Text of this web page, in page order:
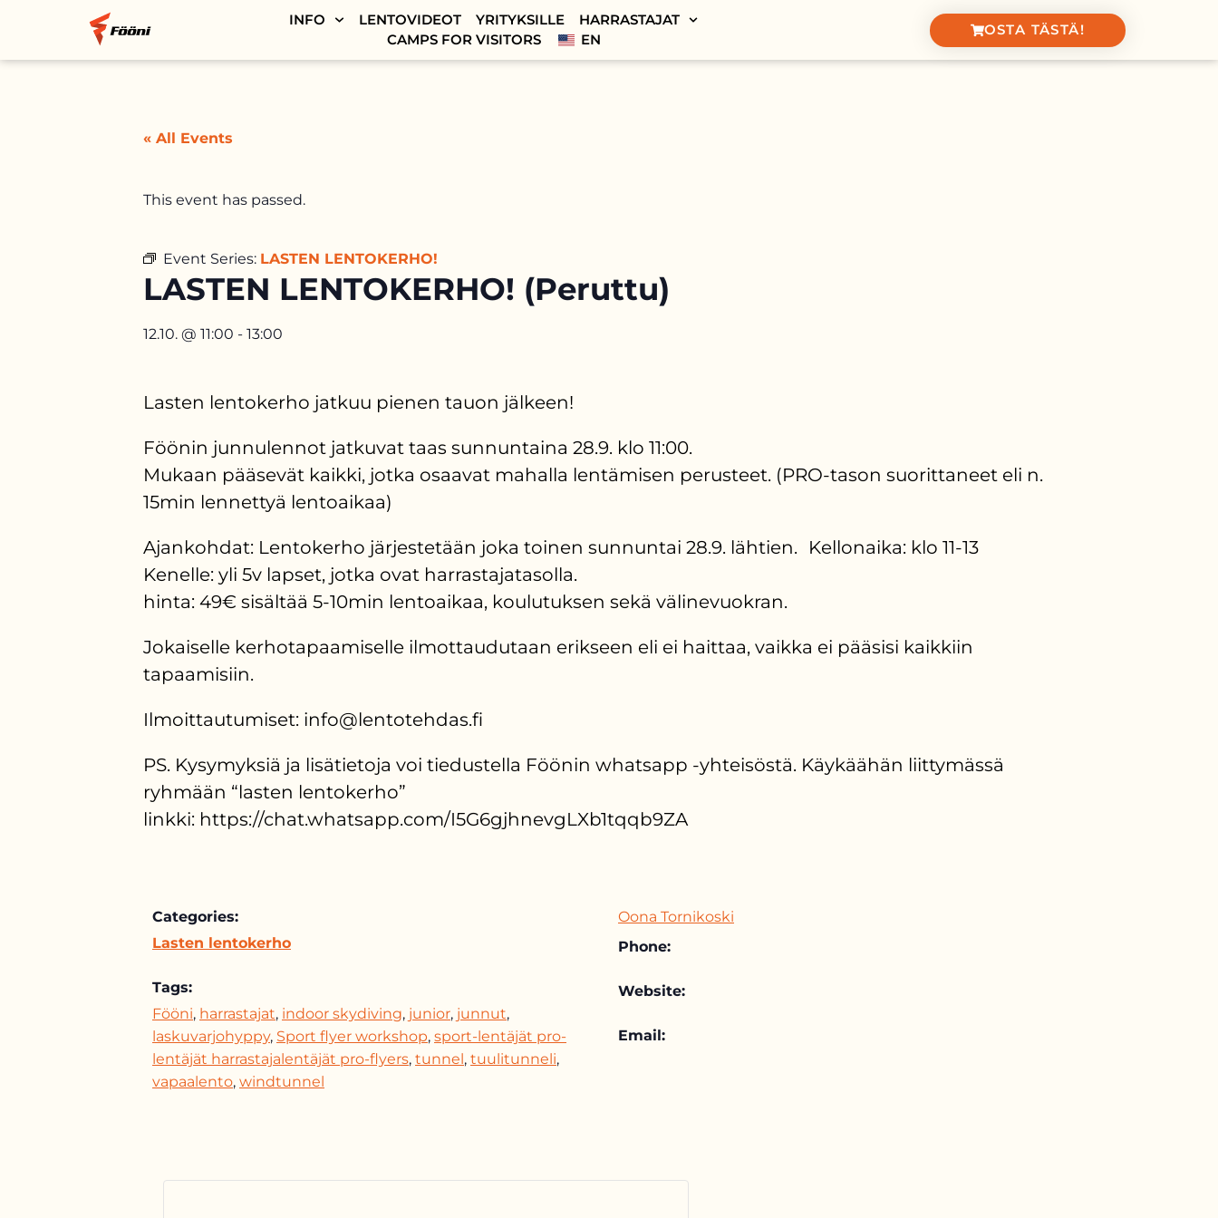
INFO LENTOVIDEOT YRITYKSILLE
HARRASTAJAT
CAMPS FOR VISITORS
EN
OSTA TÄSTÄ!
« All Events
This event has passed.
Event Series: LASTEN LENTOKERHO!
LASTEN LENTOKERHO! (Peruttu)
12.10. @ 11:00 - 13:00
Lasten lentokerho jatkuu pienen tauon jälkeen!
Föönin junnulennot jatkuvat taas sunnuntaina 28.9. klo 11:00.
Mukaan pääsevät kaikki, jotka osaavat mahalla lentämisen perusteet. (PRO-tason suorittaneet eli n.
15min lennettyä lentoaikaa)
Ajankohdat: Lentokerho järjestetään joka toinen sunnuntai 28.9. lähtien. Kellonaika: klo 11-13
Kenelle: yli 5v lapset, jotka ovat harrastajatasolla.
hinta: 49€ sisältää 5-10min lentoaikaa, koulutuksen sekä välinevuokran.
Jokaiselle kerhotapaamiselle ilmottaudutaan erikseen eli ei haittaa, vaikka ei pääsisi kaikkiin
tapaamisiin.
Ilmoittautumiset: info@lentotehdas.fi
PS. Kysymyksiä ja lisätietoja voi tiedustella Föönin whatsapp -yhteisöstä. Käykäähän liittymässä
ryhmään “lasten lentokerho”
linkki: https://chat.whatsapp.com/I5G6gjhnevgLXb1tqqb9ZA
Categories:
Lasten lentokerho
Tags:
Fööni, harrastajat, indoor skydiving, junior, junnut,
laskuvarjohyppy, Sport flyer workshop, sport-lentäjät pro-
lentäjät harrastajalentäjät pro-flyers, tunnel, tuulitunneli,
vapaalento, windtunnel
Oona Tornikoski
Phone:
Website:
Email: